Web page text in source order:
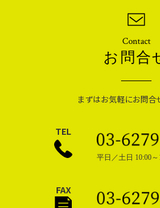
Contact
お問合
まずはお気軽にお問合
TEL
平日／土日 10:00～
FAX